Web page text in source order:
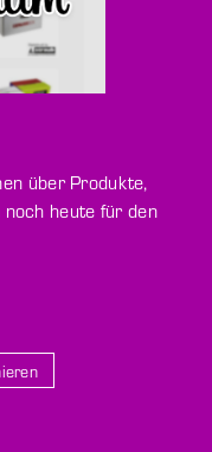
über Produkte,
heute für den